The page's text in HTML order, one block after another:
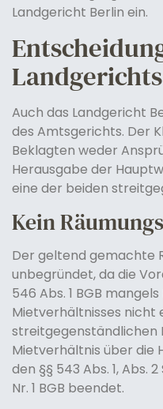
Landgericht Berlin ein.
Auch das Landgericht
des Amtsgerichts. Der
Beklagten weder
Herausgabe der
eine der beiden
Kein
Der geltend gemachte
unbegründet, da die
546 Abs. 1 BGB
Mietverhältnisses nicht
streitgegenständlichen
Mietverhältnis über die
den §§ 543 Abs. 1, Abs. 2
Nr. 1 BGB beendet.